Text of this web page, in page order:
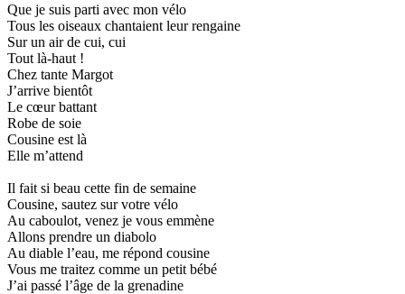
Que je suis parti avec mon vélo
Tous les oiseaux chantaient leur rengaine
Sur un air de cui, cui
Tout là-haut !
Chez tante Margot
J’arrive bientôt
Le cœur battant
Robe de soie
Cousine est là
Elle m’attend
Il fait si beau cette fin de semaine
Cousine, sautez sur votre vélo
Au caboulot, venez je vous emmène
Allons prendre un diabolo
Au diable l’eau, me répond cousine
Vous me traitez comme un petit bébé
J’ai passé l’âge de la grenadine